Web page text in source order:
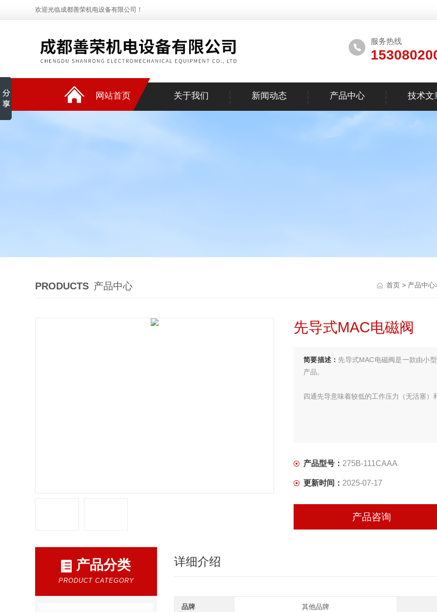
欢迎光临成都善荣机电设备有限公司！
服务热线
网站首页 关于我们 新闻动态 产品中心 技术文
PRODUCTS 产品中心 首页 > 产品中心
先导式MAC电磁阀
简要描述： 先导式MAC电磁阀是一款由小
产品。
四通先导意味着较低的工作压力（无活塞）
产品型号： 275B-111CAAA
更新时间： 2025-07-17
产品咨询
产品分类
PRODUCT CATEGORY
详细介绍
品牌 其他品牌